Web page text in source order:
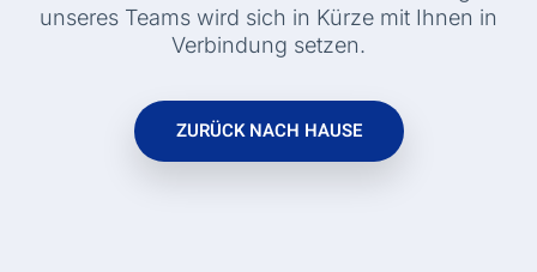
unseres Teams wird sich in Kürze mit Ihnen in
Verbindung setzen.
ZURÜCK NACH HAUSE